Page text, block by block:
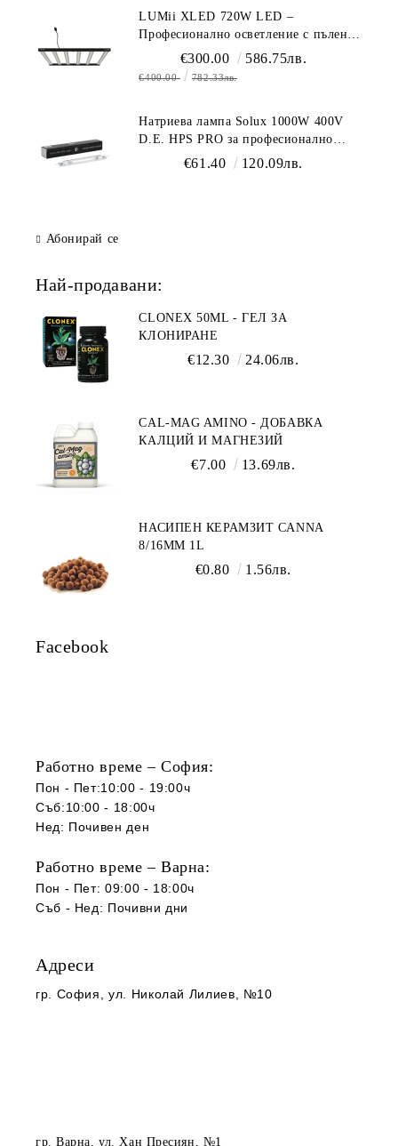
LUMii XLED 720W LED –
Професионално осветление с пълен
спектър (1700 µmol/s)
€300.00 586.75лв.
€400.00 782.33лв.
Натриева лампа Solux 1000W 400V
D.E. HPS PRO за професионално
осветление€61.40 120.09лв.
Абонирай се
Най-продавани:
CLONEX 50ML - ГЕЛ ЗА
КЛОНИРАНЕ
€12.30 24.06лв.
CAL-MAG AMINO - ДОБАВКА
КАЛЦИЙ И МАГНЕЗИЙ
€7.00 13.69лв.
НАСИПЕН КЕРАМЗИТ CANNA
8/16ММ 1L
€0.80 1.56лв.
Facebook
Работно време – София:
Пон - Пет:10:00 - 19:00ч
Съб:10:00 - 18:00ч
Нед: Почивен ден
Работно време – Варна:
Пон - Пет: 09:00 - 18:00ч
Съб - Нед: Почивни дни
Адреси
гр. София , ул. Николай Лилиев, №10
гр. Варна, ул. Хан Пресиян, №1